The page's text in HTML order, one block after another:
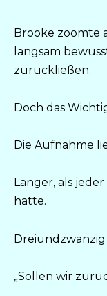
Brooke zoomte
langsam
zurückließen.
Doch das
Die Aufnahme
Länger, als
hatte.
„Sollen wir